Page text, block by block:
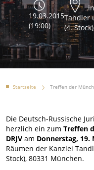
19.03.2015
(19:00)
in
Tandler
(4.
Startseite Treffen der
Die Deutsch-Russische
herzlich ein zum Treffen
DRJV am Donnerstag, 19.
Räumen der Kanzlei
Stock), 80331 München.